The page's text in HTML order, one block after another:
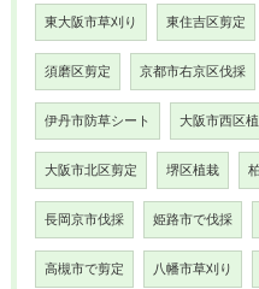
東大阪市草刈り 東住吉区剪定
須磨区剪定 京都市右京区伐採
伊丹市防草シート 大阪市西区
大阪市北区剪定 堺区植栽
長岡京市伐採 姫路市で伐採
高槻市で剪定 八幡市草刈り